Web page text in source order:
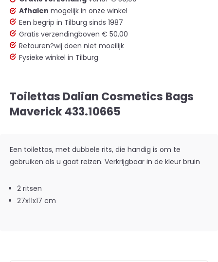
Afhalen mogelijk in onze winkel
Een begrip in Tilburg sinds 1987
Gratis verzendingboven € 50,00
Retouren?wij doen niet moeilijk
Fysieke winkel in Tilburg
Toilettas Dalian Cosmetics Bags
Maverick 433.10665
Een toilettas, met dubbele rits, die handig is om te
gebruiken als u gaat reizen. Verkrijgbaar in de kleur bruin
2 ritsen
27x11x17 cm